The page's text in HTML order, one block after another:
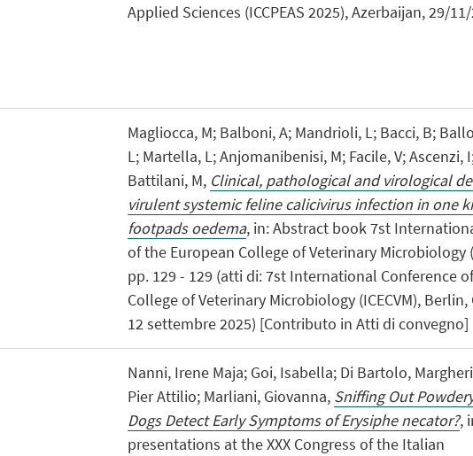
Applied Sciences (ICCPEAS 2025), Azerbaijan, 29/
Magliocca, M; Balboni, A; Mandrioli, L; Bacci, B;
L; Martella, L; Anjomanibenisi, M; Facile, V; Ascenzi,
Battilani, M, Clinical, pathological and virological
virulent systemic feline calicivirus infection in one
footpads oedema, in: Abstract book 7st
of the European College of Veterinary Microbiology
pp. 129 - 129 (atti di: 7st International Conference
College of Veterinary Microbiology (ICECVM), Berlin,
12 settembre 2025) [Contributo in Atti di convegno]
Nanni, Irene Maja; Goi, Isabella; Di Bartolo,
Pier Attilio; Marliani, Giovanna, Sniffing Out
Dogs Detect Early Symptoms of Erysiphe necator?,
presentations at the XXX Congress of the Italian